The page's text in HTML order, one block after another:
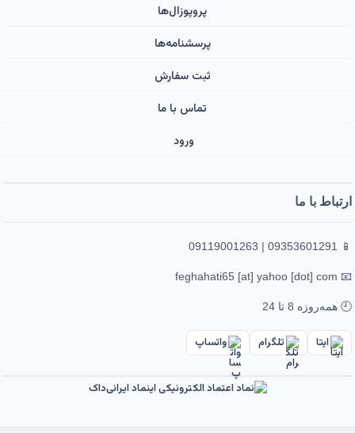
پروپوزال‌ها
پرسشنامه‌ها
ثبت سفارش
تماس با ما
ورود ‌
ارتباط با ما
📱 09353601291 | 09119001263
📧 feghahati65 [at] yahoo [dot] com
🕘 همه‌روزه 8 تا 24
ایتا تلگرام واتساپ